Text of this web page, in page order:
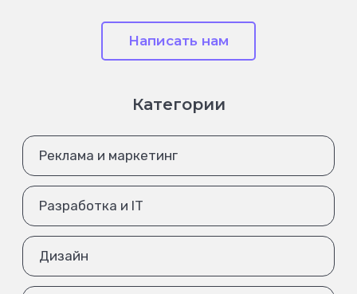
Написать нам
Категории
Реклама и маркетинг
Разработка и IT
Дизайн